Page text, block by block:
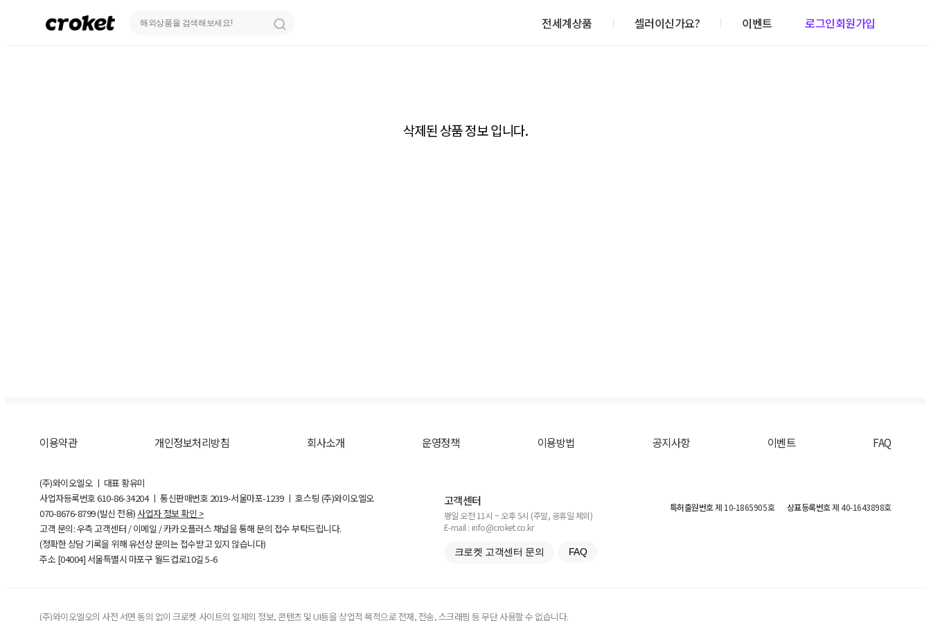
전세계상품 셀러이신가요? 이벤트 로그인회원가입
삭제된 상품 정보 입니다.
이용약관 개인정보처리방침 회사소개 운영정책 이용방법 공지사항 이벤트 FAQ
(주)와이오엘오 ㅣ 대표 황유미
사업자등록번호610-86-34204ㅣ 통신판매번호 2019-서울마포-1239 ㅣ 호스팅 (주)와이오엘오
070-8676-8799 (발신 전용) 사업자 정보 확인 >
고객 문의: 우측 고객센터 / 이메일 / 카카오플러스 채널을 통해 문의 접수 부탁드립니다.
(정확한 상담 기록을 위해 유선상 문의는 접수받고 있지 않습니다)
주소 [04004] 서울특별시 마포구 월드컵로10길5-6
고객센터
평일 오전 11시 ~ 오후 5시 (주말, 공휴일 제외)
E-mail : info@croket.co.kr
크로켓 고객센터 문의 FAQ
특허출원번호제 10-1865905호 상표등록번호제 40-1643898호
(주)와이오엘오의 사전 서면 동의 없이 크로켓 사이트의 일체의 정보, 콘텐츠 및 UI등을 상업적 목적으로 전재, 전송, 스크래핑 등 무단 사용할 수 없습니다.